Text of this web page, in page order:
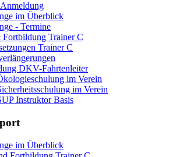
im Überblick
- Termine
Trainer C
Trainer C
DKV-Fahrtenleiter
im Verein
im Verein
Instruktor Basis
im Überblick